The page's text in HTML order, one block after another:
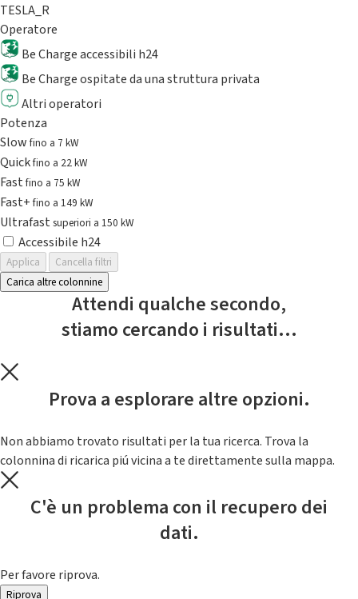
TESLA_R
Operatore
Be Charge accessibili h24
Be Charge ospitate da una struttura privata
Altri operatori
Potenza
Slowfino a 7 kW
Quickfino a 22 kW
Fastfino a 75 kW
Fast+fino a 149 kW
Ultrafast superiori a 150 kW
Accessibile h24
Applica
Cancella filtri
Carica altre colonnine
Attendi qualche secondo,
stiamo cercando i risultati...
Prova a esplorare altre opzioni.
Non abbiamo trovato risultati per la tua ricerca. Trova la
colonnina di ricarica piú vicina a te direttamente sulla mappa.
C'è un problema con il recupero dei
dati.
Per favore riprova.
Riprova